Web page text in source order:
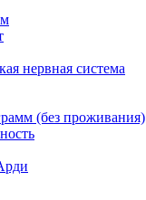
нервная система
(без проживания)